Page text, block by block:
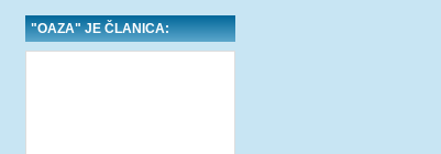
"OAZA" JE ČLANICA: